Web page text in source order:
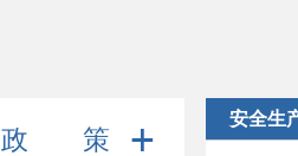
政 策
安全生